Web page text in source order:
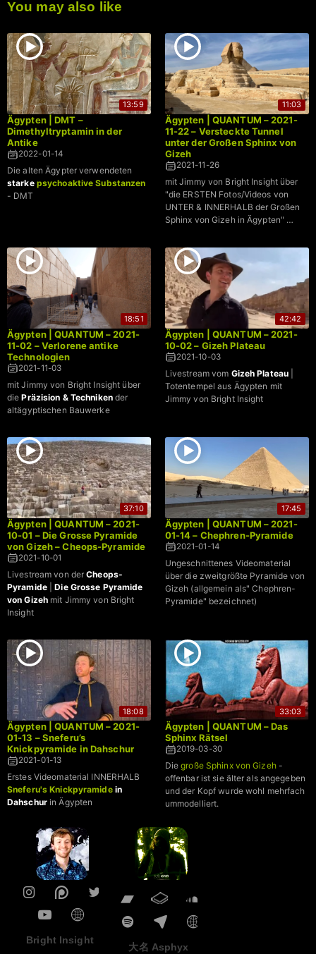
You may also like
13:59
Ägypten | DMT –
Dimethyltryptamin in der
Antike
2022-01-14
Die alten Ägypter verwendeten
starke psychoaktive Substanzen
- DMT
11:03
Ägypten | QUANTUM – 2021-
11-22 – Versteckte Tunnel
unter der Großen Sphinx von
Gizeh
2021-11-26
mit Jimmy von Bright Insight über
"die ERSTEN Fotos/Videos von
UNTER & INNERHALB der Großen
Sphinx von Gizeh in Ägypten" …
18:51
Ägypten | QUANTUM – 2021-
11-02 – Verlorene antike
Technologien
2021-11-03
mit Jimmy von Bright Insight über
diePräzision & Technikender
altägyptischen Bauwerke
42:42
Ägypten | QUANTUM – 2021-
10-02 – Gizeh Plateau
2021-10-03
Livestream vom Gizeh Plateau
Totentempel aus Ägypten mit
Jimmy von Bright Insight
37:10
Ägypten | QUANTUM – 2021-
10-01 – Die Grosse Pyramide
von Gizeh – Cheops-Pyramide
2021-10-01
Livestream von derCheops-
Pyramide|
Die Grosse Pyramide
von Gizeh mit Jimmy von Bright
Insight
17:45
Ägypten | QUANTUM – 2021-
01-14 – Chephren-Pyramide
2021-01-14
Ungeschnittenes Videomaterial
über die zweitgrößte Pyramide von
Gizeh (allgemein als" Chephren-
Pyramide" bezeichnet)
18:08
Ägypten | QUANTUM – 2021-
01-13 – Sneferu’s
Knickpyramide in Dahschur
2021-01-13
Erstes Videomaterial INNERHALB
Sneferu's Knickpyramidein
Dahschurin Ägypten
33:03
Ägypten | QUANTUM – Das
Sphinx Rätsel
2019-03-30
Diegroße Sphinx von Gizeh-
offenbar ist sie älter als angegeben
und der Kopf wurde wohl mehrfach
ummodelliert.
Bright Insight
大名 Asphyx